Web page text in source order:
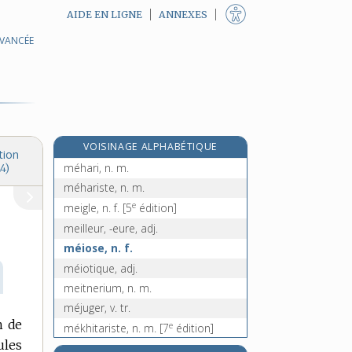
AIDE EN LIGNE ANNEXES
de
VOISINAGE ALPHABÉTIQUE
méharée, n. f.
méhari, n. m.
méhariste, n. m.
meigle, n. f. [5e édition]
meilleur, -eure, adj.
méiose, n. f.
méiotique, adj.
meitnerium, n. m.
méjuger, v. tr.
mékhitariste, n. m. [7e édition]
mél., abrév.